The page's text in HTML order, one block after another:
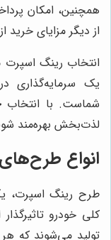
همچنین، امکان
از دیگر مزایای خرید از
انتخاب رینگ
یک سرمایه‌گذاری
شماست. با انتخاب
لذت‌بخش بهره‌مند
انواع
طرح رینگ اسپرت،
کلی خودرو
تولید می‌شوند که